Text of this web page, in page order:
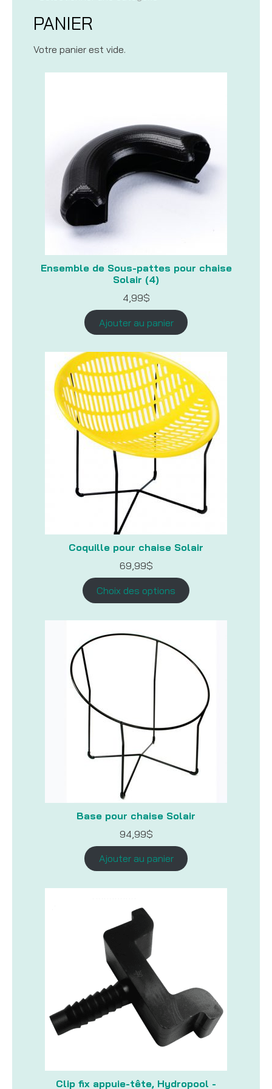
PANIER
Votre panier est vide.
Ensemble de Sous-pattes pour chaise
Solair (4)
4,99$
Ajouter au panier
Coquille pour chaise Solair
69,99$
Choix des options
Base pour chaise Solair
94,99$
Ajouter au panier
Clip fix appuie-tête, Hydropool -